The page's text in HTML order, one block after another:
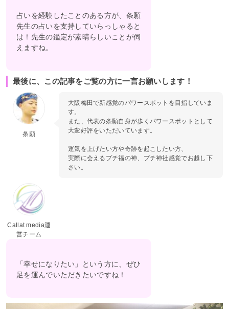
占いを経験したことのある方が、条願
先生の占いを支持していらっしゃると
は！先生の鑑定が素晴らしいことが伺
えますね。
最後に、この記事をご覧の方に一言お願いします！
条願
大阪梅田で新感覚のパワースポットを目指していま
す。
また、代表の条願自身が歩くパワースポットとして
大変好評をいただいています。
運気を上げたい方や奇跡を起こしたい方、
実際に会えるプチ福の神、プチ神社感覚でお越し下
さい。
Callat media運
営チーム
「幸せになりたい」という方に、ぜひ
足を運んでいただきたいですね！